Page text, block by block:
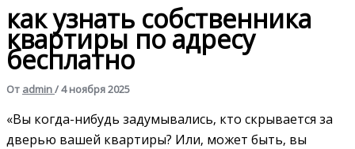
как узнать собственника
квартиры по адресу
бесплатно
От admin/4 ноября 2025
«Вы когда-нибудь задумывались‚ кто скрывается за
дверью вашей квартиры? Или‚ может быть‚ вы